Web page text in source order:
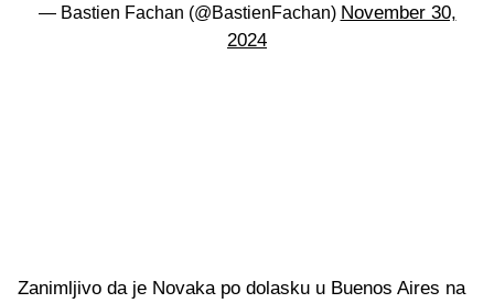
— Bastien Fachan (@BastienFachan) November 30,
2024
Zanimljivo da je Novaka po dolasku u Buenos Aires na